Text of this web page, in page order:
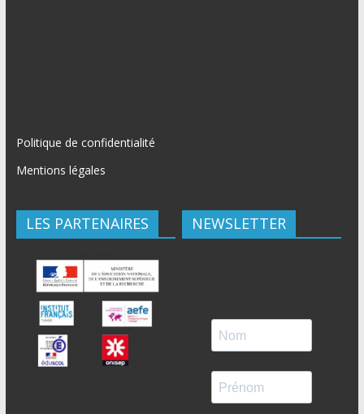
Politique de confidentialité
Mentions légales
LES PARTENAIRES NEWSLETTER